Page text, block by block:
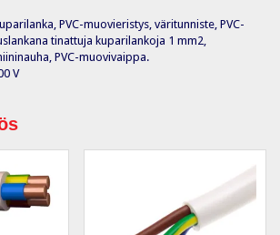
PVC-muovieristys, väritunniste, PVC-
tinattuja kuparilankoja 1 mm2,
PVC-muovivaippa.
V